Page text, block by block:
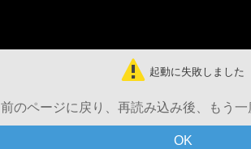
起動に失敗しました
前のページに戻り、再読み込み後、もう一
OK